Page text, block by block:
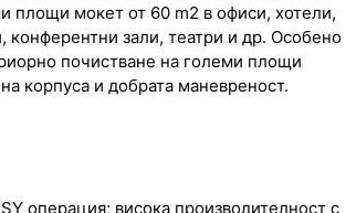
площи мокет от 60 m2 в офиси, хотели,
конферентни зали, театри и др. Особено
почистване на големи площи
корпуса и добрата маневреност.
операция; висока производителност с